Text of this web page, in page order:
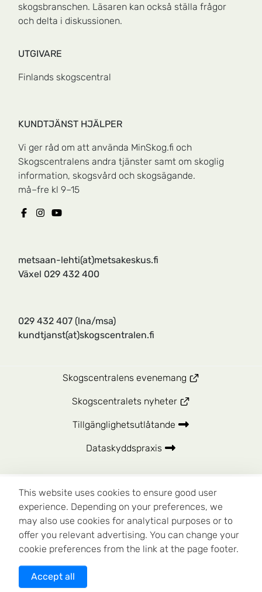
skogsbranschen. Läsaren kan också ställa frågor
och delta i diskussionen.
UTGIVARE
Finlands skogscentral
KUNDTJÄNST HJÄLPER
Vi ger råd om att använda MinSkog.fi och
Skogscentralens andra tjänster samt om skoglig
information, skogsvård och skogsägande.
må–fre kl 9–15
metsaan-lehti(at)metsakeskus.fi
Växel 029 432 400
029 432 407 (lna/msa)
kundtjanst(at)skogscentralen.fi
Skogscentralens evenemang
Skogscentralets nyheter
Tillgänglighetsutlåtande
Dataskyddspraxis
This website uses cookies to ensure good user
experience. Depending on your preferences, we
may also use cookies for analytical purposes or to
offer you relevant advertising. You can change your
cookie preferences from the link at the page footer.
Accept all